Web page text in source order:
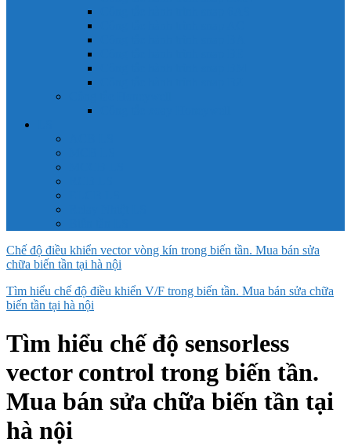
Chế độ điều khiển vector vòng kín trong biến tần. Mua bán sửa
chữa biến tần tại hà nội
Tìm hiểu chế độ điều khiển V/F trong biến tần. Mua bán sửa chữa
biến tần tại hà nội
Tìm hiểu chế độ sensorless
vector control trong biến tần.
Mua bán sửa chữa biến tần tại
hà nội